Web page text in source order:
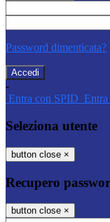
Password dimenticata?
-
Entra con SPID
Seleziona utente
button close ×
Recupero
button close ×